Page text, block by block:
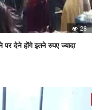
28
देने होंगे इतने रुपए ज्यादा